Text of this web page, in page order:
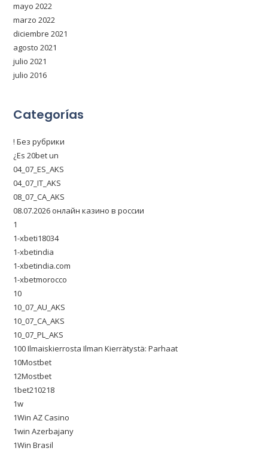
mayo 2022
marzo 2022
diciembre 2021
agosto 2021
julio 2021
julio 2016
Categorías
! Без рубрики
¿Es 20bet un
04_07_ES_AKS
04_07_IT_AKS
08_07_CA_AKS
08.07.2026 онлайн казино в россии
1
1-xbeti18034
1-xbetindia
1-xbetindia.com
1-xbetmorocco
10
10_07_AU_AKS
10_07_CA_AKS
10_07_PL_AKS
100 Ilmaiskierrosta Ilman Kierrätystä: Parhaat
10Mostbet
12Mostbet
1bet210218
1w
1Win AZ Casino
1win Azerbajany
1Win Brasil